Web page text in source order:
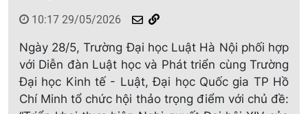
10:17 29/05/2026
Ngày 28/5, Trường Đại học Luật Hà Nội phối hợp
với Diễn đàn Luật học và Phát triển cùng Trường
Đại học Kinh tế - Luật, Đại học Quốc gia TP Hồ
Chí Minh tổ chức hội thảo trọng điểm với chủ đề: